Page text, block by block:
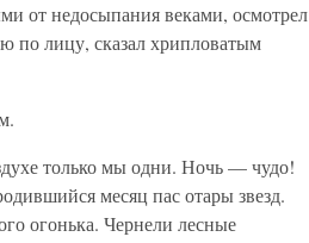
от недосыпания веками, осмотрел
по лицу, сказал хрипловатым
только мы одни. Ночь — чудо!
месяц пас отары звезд.
огонька. Чернели лесные